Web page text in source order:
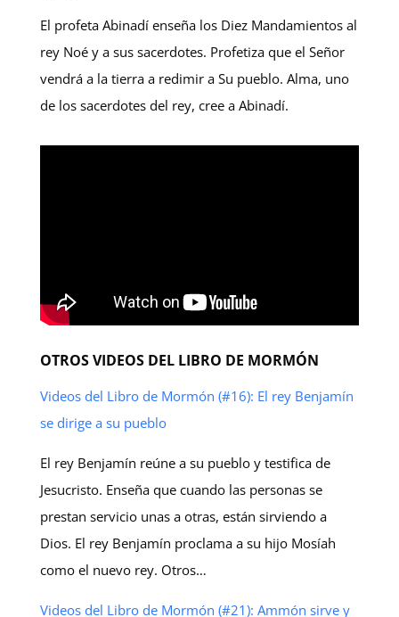
El profeta Abinadí enseña los Diez Mandamientos al
rey Noé y a sus sacerdotes. Profetiza que el Señor
vendrá a la tierra a redimir a Su pueblo. Alma, uno
de los sacerdotes del rey, cree a Abinadí.
OTROS VIDEOS DEL LIBRO DE MORMÓN
Videos del Libro de Mormón (#16): El rey Benjamín
se dirige a su pueblo
El rey Benjamín reúne a su pueblo y testifica de
Jesucristo. Enseña que cuando las personas se
prestan servicio unas a otras, están sirviendo a
Dios. El rey Benjamín proclama a su hijo Mosíah
como el nuevo rey. Otros…
Videos del Libro de Mormón (#21): Ammón sirve y